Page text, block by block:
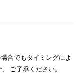
合でもタイミングによ
ご了承ください。